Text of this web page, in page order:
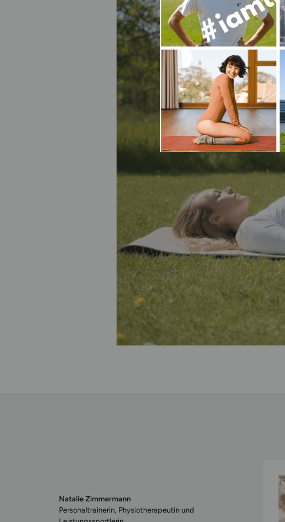
Natalie Zimmermann
Personaltrainerin, Physiotherapeutin und